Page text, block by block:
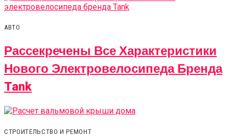
АВТО
Рассекречены Все Характеристики
Нового Электровелосипеда Бренда
Tank
СТРОИТЕЛЬСТВО И РЕМОНТ